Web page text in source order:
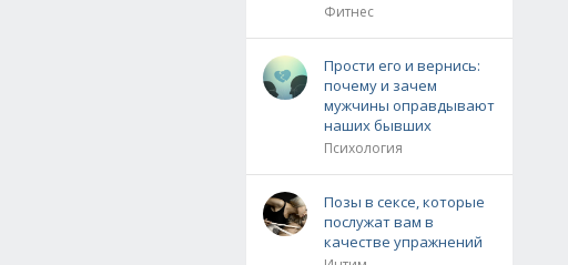
Фитнес
Прости его и вернись:
почему и зачем
мужчины оправдывают
наших бывших
Психология
Позы в сексе, которые
послужат вам в
качестве упражнений